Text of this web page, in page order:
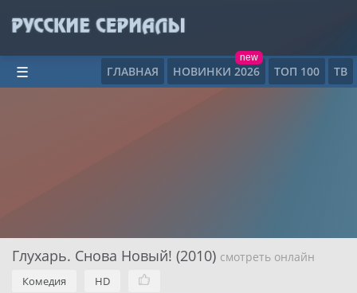
ГЛАВНАЯ НОВИНКИ 2026
new
ТОП 100 ТВ
☰
Глухарь. Снова Новый! (2010) смотреть онлайн
Комедия HD